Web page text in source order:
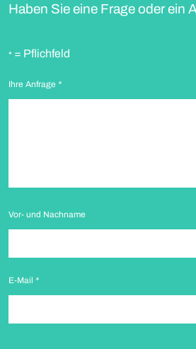
Haben Sie eine Frage oder ein
* = Pflichfeld
Ihre Anfrage *
Vor- und Nachname
E-Mail *